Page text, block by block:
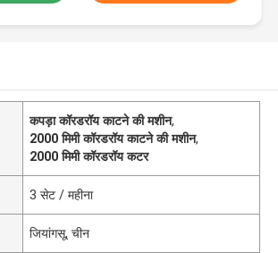
कपड़ा कॉरडरॉय काटने की मशीन,
2000 मिमी कॉरडरॉय काटने की मशीन,
2000 मिमी कॉरडरॉय कटर
3 सेट / महीना
जियांगसू, चीन